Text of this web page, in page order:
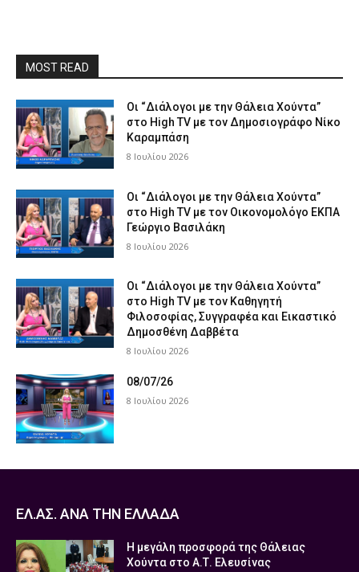
MOST READ
Οι “Διάλογοι με την Θάλεια Χούντα”
στο High TV με τον Δημοσιογράφο Νίκο
Καραμπάση
8 Ιουλίου 2026
Οι “Διάλογοι με την Θάλεια Χούντα”
στο High TV με τον Οικονομολόγο ΕΚΠΑ
Γεώργιο Βασιλάκη
8 Ιουλίου 2026
Οι “Διάλογοι με την Θάλεια Χούντα”
στο High TV με τον Καθηγητή
Φιλοσοφίας, Συγγραφέα και Εικαστικό
Δημοσθένη Δαββέτα
8 Ιουλίου 2026
08/07/26
8 Ιουλίου 2026
ΕΛ.ΑΣ. ΑΝΑ ΤΗΝ ΕΛΛΑΔΑ
Η μεγάλη προσφορά της Θάλειας
Χούντα στο Α.Τ. Ελευσίνας